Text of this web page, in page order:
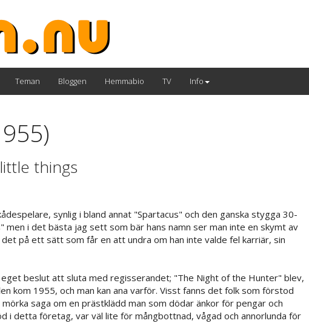
Teman Bloggen Hemmabio TV Info
things
synlig i bland annat "Spartacus" och den ganska stygga 30-
men i det bästa jag sett som bär hans namn ser man inte en skymt av
på ett sätt som får en att undra om han inte valde fel karriär, sin
beslut att sluta med regisserandet; "The Night of the Hunter" blev,
kom 1955, och man kan ana varför. Visst fanns det folk som förstod
saga om en prästklädd man som dödar änkor för pengar och
i detta företag, var väl lite för mångbottnad, vågad och annorlunda för